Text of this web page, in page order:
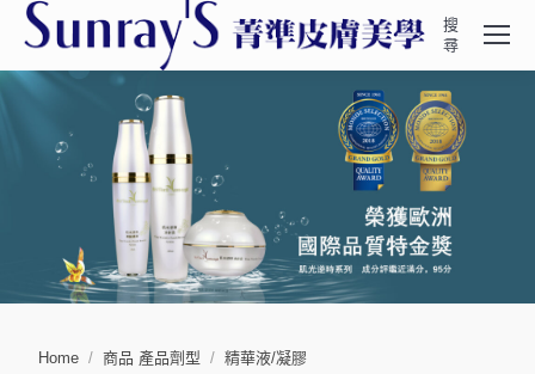
Search:
搜
尋
You are here:
Home 商品 產品劑型 精華液/凝膠